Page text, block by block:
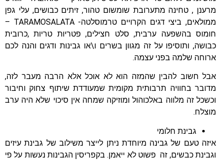
מרענן , טחינה מתערובת שומשום טהור, זיתים כבושים, עלי גפן
ממולאים, ביצי דגים הקרויים טרמוסלטה- TARAMOSALATA –
חומוס בהשפעה ערבית, סלט חצילים, פטריות טריות ,כרובית
כבושה, ותוסיפו על זה מגוון בשרים ו\או גבינות ודגים והנה לכם
ארוחה שלמה בפני עצמה.
אבל חשוב להבין שהמזה הוא לא אוכל אלא הרבה מעבר לזה,
מדובר בחוויה תרבותית מקומית שמעודדת שיתוף צחוק וחיבור
וכשכל זה מלווה באלכוהול ומוזיקה שמחה אין סיכוי שלא היה ערב
מוצלח.
גבינת חלומי
איזה טעם של גבינה מיוחדת ניתן לייצר משילוב של גבינת עיזים
וגבינת כבשים, זה פשוט לא ייאמן. בקפריסין הגבינות נעשות על פי